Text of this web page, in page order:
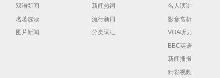
双语新闻
名著选读
图片新闻
新闻热词
流行新词
分类词汇
名人演讲
影音赏析
VOA听力
BBC英语
新闻播报
精彩视频